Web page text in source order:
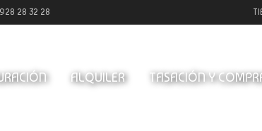
928 28 32 28
ALQUILER TASACIÓN Y